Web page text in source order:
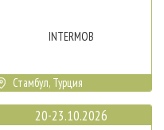
INTERMOB
Стамбул, Турция
20-23.10.2026